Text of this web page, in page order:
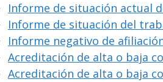
Informe de situación actual
Informe de situación del
Informe negativo de
Acreditación de alta o baja
Acreditación de alta o baja